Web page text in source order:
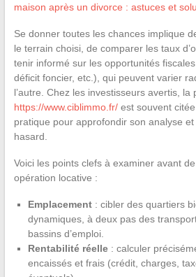
maison après un divorce : astuces et
Se donner toutes les chances implique
le terrain choisi, de comparer les taux
tenir informé sur les opportunités
déficit foncier, etc.), qui peuvent varier
l’autre. Chez les investisseurs avertis, la
https://www.ciblimmo.fr/est souvent
pratique pour approfondir son analyse
hasard.
Voici les points clefs à examiner avant
opération locative :
Emplacement: cibler des quartiers
dynamiques, à deux pas des
bassins d’emploi.
Rentabilité réelle: calculer
encaissés et frais (crédit, charges,